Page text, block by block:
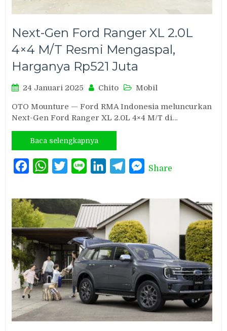
Next-Gen Ford Ranger XL 2.0L
4×4 M/T Resmi Mengaspal,
Harganya Rp521 Juta
24 Januari 2025 Chito Mobil
OTO Mounture — Ford RMA Indonesia meluncurkan
Next-Gen Ford Ranger XL 2.0L 4×4 M/T di…
Baca selengkapnya
FacebookWhatsAppTwitterLine LinkedInTelegramMessenger
Share